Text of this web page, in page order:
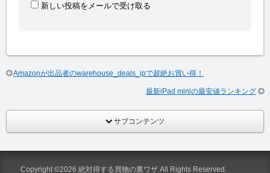
新しい投稿をメールで受け取る
Amazonが出品者のwarehouse_deals_jpで超絶お買い得！
最新iPad miniの最安値ランキング
サブコンテンツ
Copyright ©2026絶対得する買物の裏ワザ All Rights Reserved.